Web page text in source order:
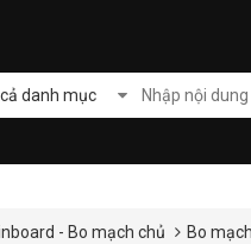
danh mục
- Bo mạch chủ Bo